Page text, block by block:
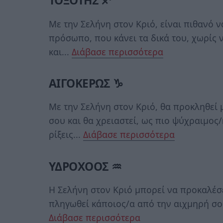
Με την Σελήνη στον Κριό, είναι
πρόσωπο, που κάνει τα δικά του, χωρίς
και... Διάβασε περισσότερα
ΑΙΓΟΚΕΡΩΣ ♑
Με την Σελήνη στον Κριό, θα προκληθεί
σου και θα χρειαστεί, ως πιο
ρίξεις... Διάβασε περισσότερα
ΥΔΡΟΧΟΟΣ ♒
Η Σελήνη στον Κριό μπορεί να
πληγωθεί κάποιος/α από την αιχμηρή
Διάβασε περισσότερα